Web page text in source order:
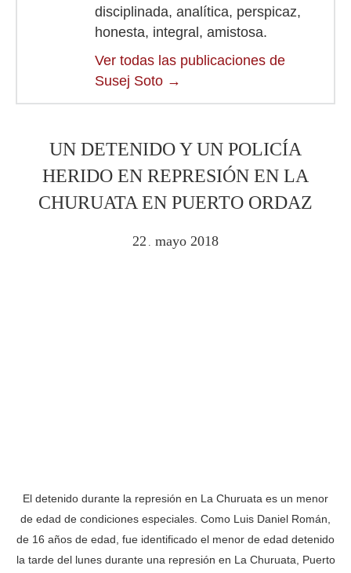
disciplinada, analítica, perspicaz,
honesta, integral, amistosa.
Ver todas las publicaciones de
Susej Soto →
UN DETENIDO Y UN POLICÍA
HERIDO EN REPRESIÓN EN LA
CHURUATA EN PUERTO ORDAZ
22 . mayo 2018
El detenido durante la represión en La Churuata es un menor
de edad de condiciones especiales. Como Luis Daniel Román,
de 16 años de edad, fue identificado el menor de edad detenido
la tarde del lunes durante una represión en La Churuata, Puerto